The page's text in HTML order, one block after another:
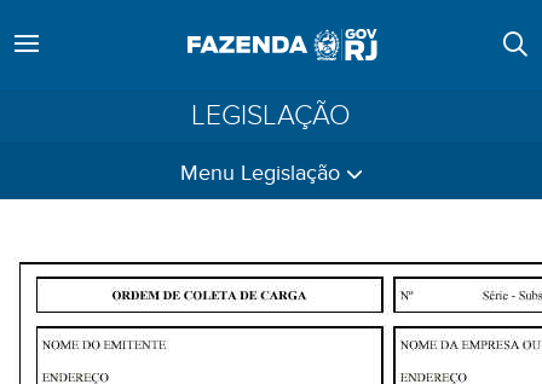
LEGISLAÇÃO
Menu Legislação